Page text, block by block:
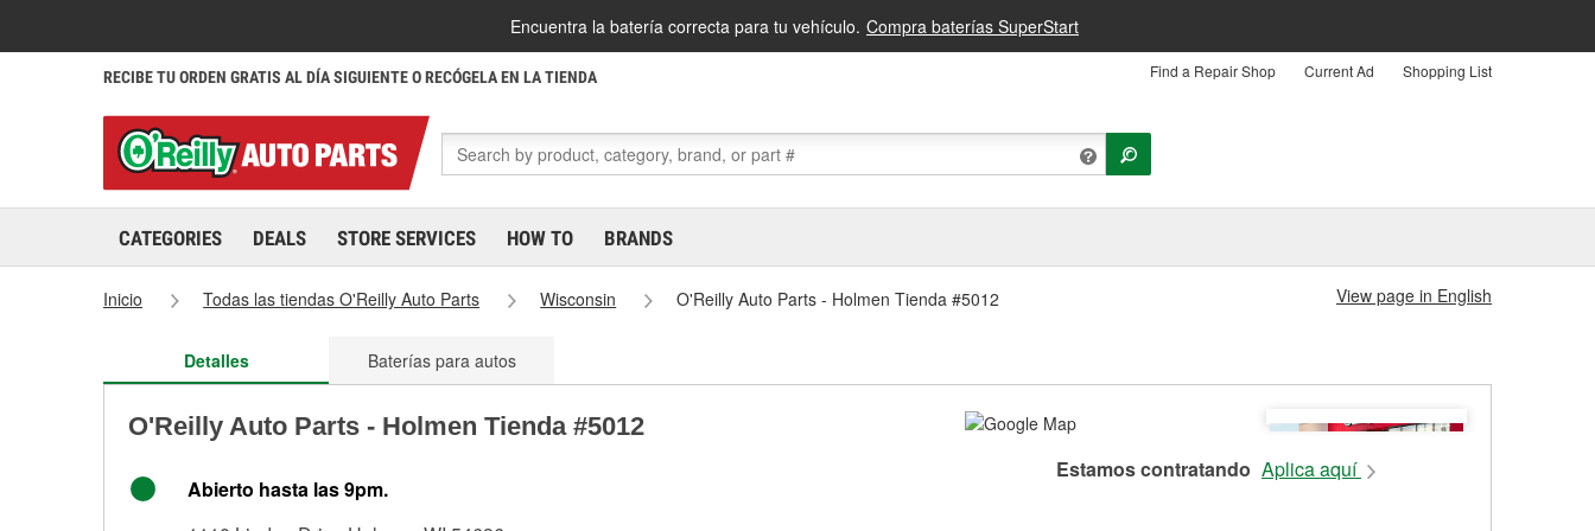
Encuentra la batería correcta para tu vehículo. Compra baterías SuperStart
RECIBE TU ORDEN GRATIS AL DÍA SIGUIENTE O RECÓGELA EN LA TIENDA Find a Repair Shop Current Ad Shopping List
CATEGORIES DEALS STORE SERVICES HOW TO BRANDS
Inicio Todas las tiendas O'Reilly Auto Parts Wisconsin O'Reilly Auto Parts - Holmen Tienda #5012 View page in English
Detalles Baterías para autos
O'Reilly Auto Parts - Holmen Tienda #5012
Abierto hasta las 9pm.
Estamos contratando Aplica aquí